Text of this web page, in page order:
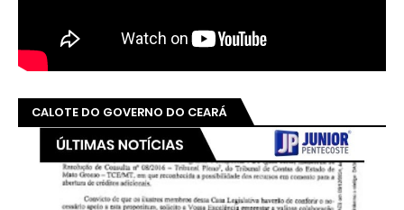
CALOTE DO GOVERNO DO CEARÁ